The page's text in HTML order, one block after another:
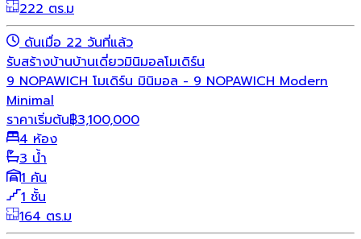
222 ตร.ม
ดันเมื่อ 22 วันที่แล้ว
รับสร้างบ้านบ้านเดี่ยวมินิมอลโมเดิร์น
9 NOPAWICH โมเดิร์น มินิมอล - 9 NOPAWICH Modern
Minimal
ราคาเริ่มต้น฿3,100,000
4 ห้อง
3 น้ำ
1 คัน
1 ชั้น
164 ตร.ม